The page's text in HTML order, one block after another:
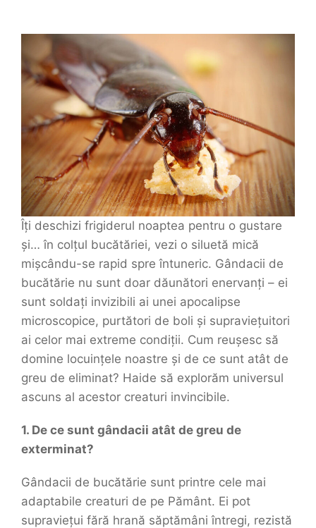
Îți deschizi frigiderul noaptea pentru o gustare
și… în colțul bucătăriei, vezi o siluetă mică
mișcându-se rapid spre întuneric. Gândacii de
bucătărie nu sunt doar dăunători enervanți – ei
sunt soldați invizibili ai unei apocalipse
microscopice, purtători de boli și supraviețuitori
ai celor mai extreme condiții. Cum reușesc să
domine locuințele noastre și de ce sunt atât de
greu de eliminat? Haide să explorăm universul
ascuns al acestor creaturi invincibile.
1. De ce sunt gândacii atât de greu de
exterminat?
Gândacii de bucătărie sunt printre cele mai
adaptabile creaturi de pe Pământ. Ei pot
supraviețui fără hrană săptămâni întregi, rezistă